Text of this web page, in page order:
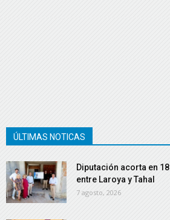
ÚLTIMAS NOTICAS
Diputación acorta en
entre Laroya y Tahal
7 agosto, 2026